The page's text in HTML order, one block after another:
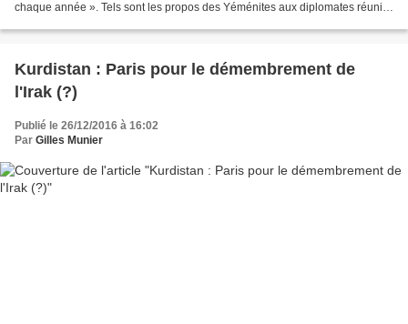
chaque année ». Tels sont les propos des Yéménites aux diplomates réunis
Kurdistan : Paris pour le démembrement de
l'Irak (?)
Publié le 26/12/2016 à 16:02
Par Gilles Munier